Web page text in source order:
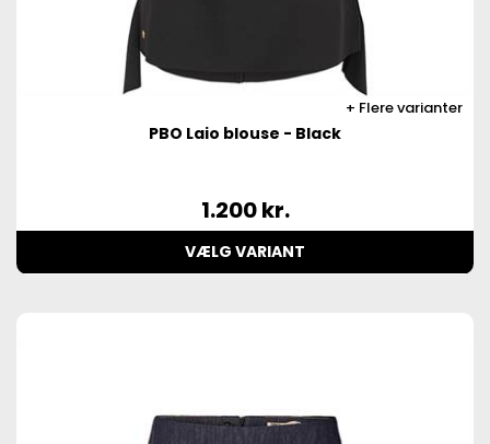
Flere varianter
PBO Laio blouse - Black
1.200kr.
VÆLG VARIANT